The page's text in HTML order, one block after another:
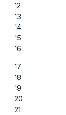
12
13
14
15
16
17
18
19
20
21